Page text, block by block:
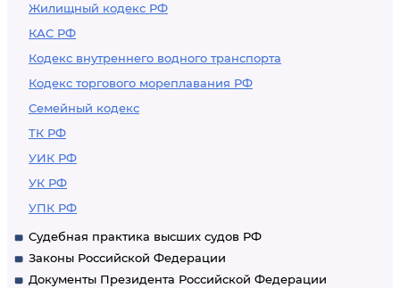
Жилищный кодекс РФ
КАС РФ
Кодекс внутреннего водного транспорта
Кодекс торгового мореплавания РФ
Семейный кодекс
ТК РФ
УИК РФ
УК РФ
УПК РФ
Судебная практика высших судов РФ
Законы Российской Федерации
Документы Президента Российской Федерации